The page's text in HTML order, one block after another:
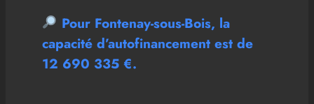
Pour Fontenay-sous-Bois, la
capacité d’autofinancement est de
12 690 335 €.